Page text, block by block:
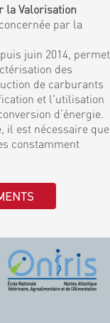
la Valorisation
par la
juin 2014, permet
des
de carburants
et l'utilisation
d’énergie.
il est nécessaire que
constamment